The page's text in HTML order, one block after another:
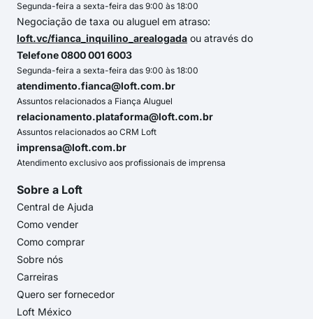
Segunda-feira a sexta-feira das 9:00 às 18:00
Negociação de taxa ou aluguel em atraso:
loft.vc/fianca_inquilino_arealogada ou através do
Telefone 0800 001 6003
Segunda-feira a sexta-feira das 9:00 às 18:00
atendimento.fianca@loft.com.br
Assuntos relacionados a Fiança Aluguel
relacionamento.plataforma@loft.com.br
Assuntos relacionados ao CRM Loft
imprensa@loft.com.br
Atendimento exclusivo aos profissionais de imprensa
Sobre a Loft
Central de Ajuda
Como vender
Como comprar
Sobre nós
Carreiras
Quero ser fornecedor
Loft México